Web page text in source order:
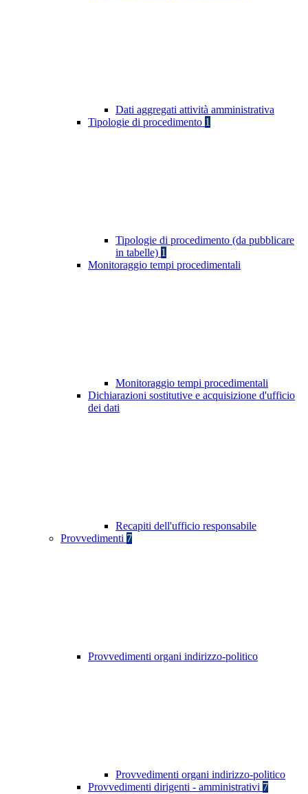
Dati aggregati attività amministrativa
Tipologie di procedimento 1
Tipologie di procedimento (da pubblicare
in tabelle) 1
Monitoraggio tempi procedimentali
Monitoraggio tempi procedimentali
Dichiarazioni sostitutive e acquisizione d'ufficio
dei dati
Recapiti dell'ufficio responsabile
Provvedimenti 7
Provvedimenti organi indirizzo-politico
Provvedimenti organi indirizzo-politico
Provvedimenti dirigenti - amministrativi 7